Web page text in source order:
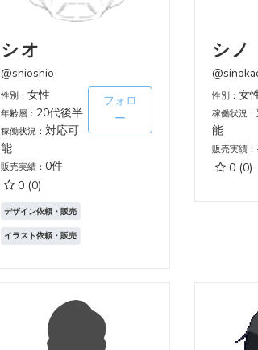
シオ
@shioshio
性別：女性
年齢層： 20代後半
稼働状況：対応可
能
販売実績：0件
0 (0)
フォロ
ー
デザイン依頼・販売
イラスト依頼・販売
シノ
性別： 女
稼働状況：
能
販売実績：
0 (0)